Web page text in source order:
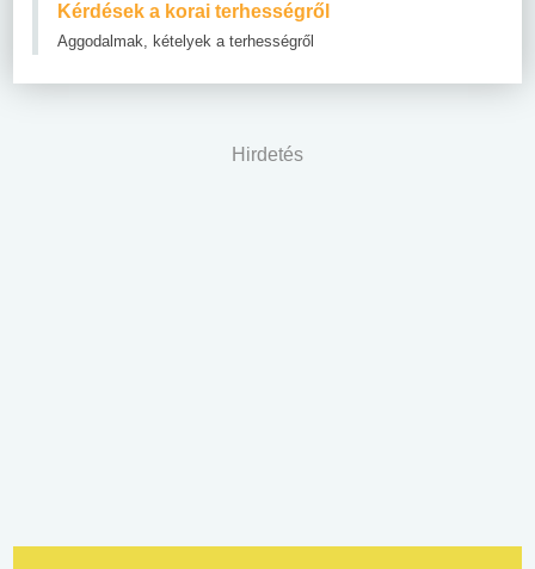
Kérdések a korai terhességről
Aggodalmak, kételyek a terhességről
Hirdetés